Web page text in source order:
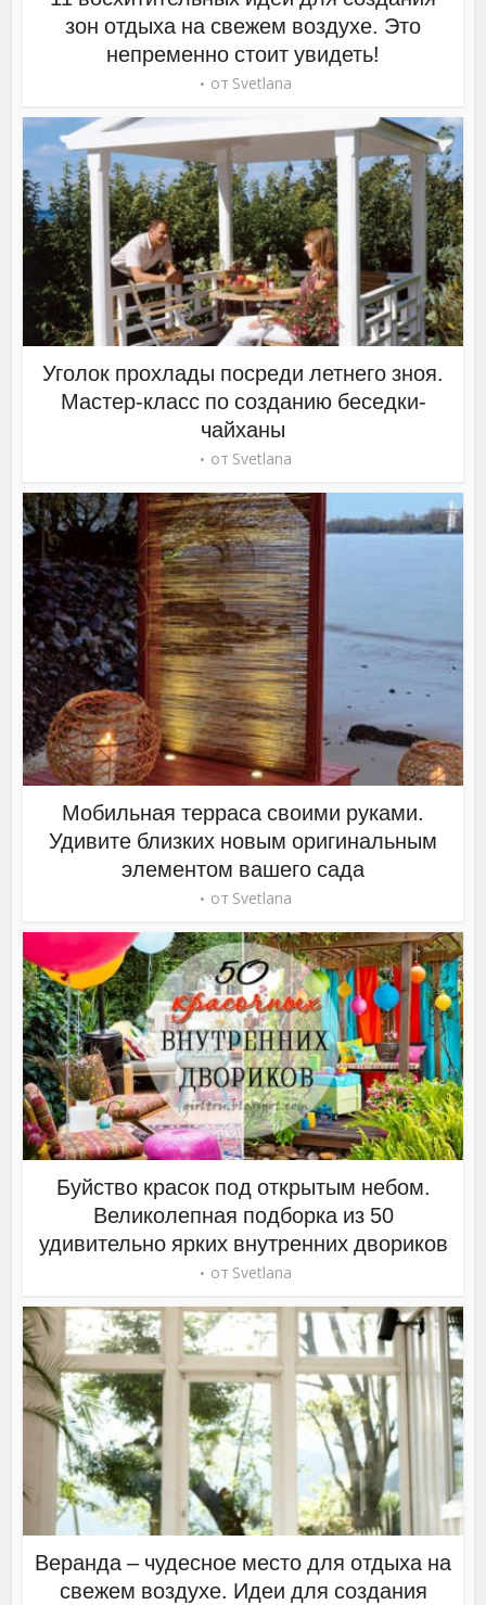
зон отдыха на свежем воздухе. Это
непременно стоит увидеть!
от Svetlana
Уголок прохлады посреди летнего зноя.
Мастер-класс по созданию беседки-
чайханы
от Svetlana
Мобильная терраса своими руками.
Удивите близких новым оригинальным
элементом вашего сада
от Svetlana
Буйство красок под открытым небом.
Великолепная подборка из 50
удивительно ярких внутренних двориков
от Svetlana
Веранда – чудесное место для отдыха на
свежем воздухе. Идеи для создания